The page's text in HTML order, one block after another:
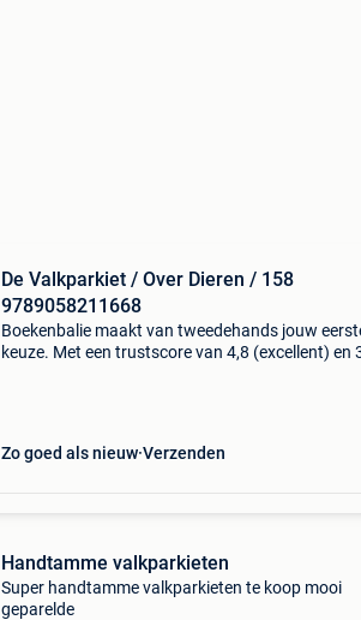
De Valkparkiet / Over Dieren / 158
9789058211668
Boekenbalie maakt van tweedehands jouw
keuze. Met een trustscore van 4,8 (excellent) en
Zo goed als nieuw Verzenden
Handtamme valkparkieten
Super handtamme valkparkieten te koop mooi
geparelde